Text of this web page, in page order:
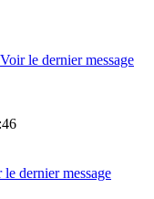
Voir le dernier message
le dernier message